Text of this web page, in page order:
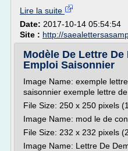
Lire la suite
Date: 2017-10-14 05:54:54
Site : http://
Modèle De Lettre
Emploi Saisonnier
Image Name: exemple
saisonnier exemple lettre
File Size: 250 x 250 pixels
Image Name: mod le de
File Size: 232 x 232 pixels
Image Name: Lettre De